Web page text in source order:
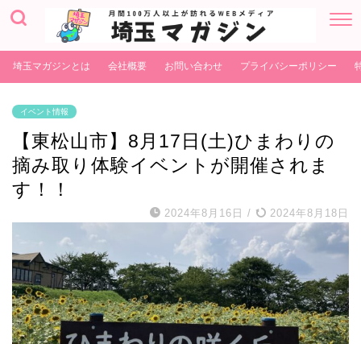
埼玉マガジンとは 会社概要 お問い合わせ プライバシーポリシー
イベント情報
【東松山市】8月17日(土)ひまわりの
摘み取り体験イベントが開催されま
す！！
2024年8月16日 / 2024年8月18日